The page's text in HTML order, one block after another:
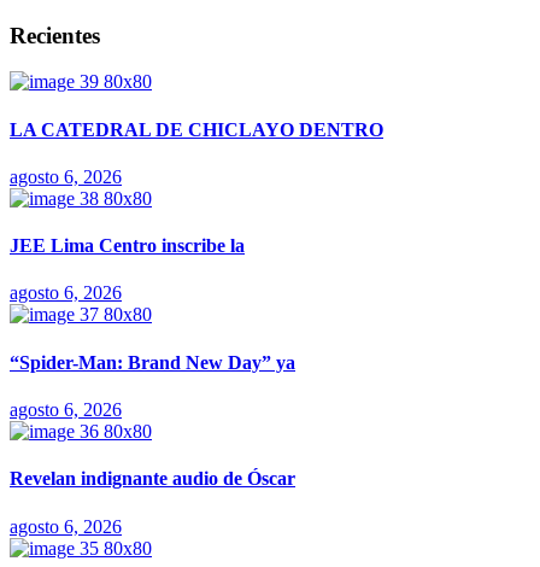
Recientes
LA CATEDRAL DE CHICLAYO DENTRO
agosto 6, 2026
JEE Lima Centro inscribe la
agosto 6, 2026
“Spider-Man: Brand New Day” ya
agosto 6, 2026
Revelan indignante audio de Óscar
agosto 6, 2026